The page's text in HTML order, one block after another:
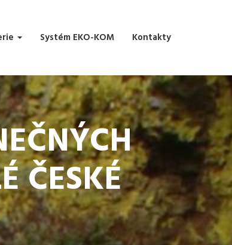
Systém EKO-KOM Kontakty
ČESKÉ